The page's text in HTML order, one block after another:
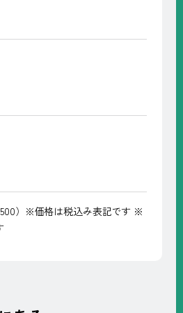
）※価格は税込み表記です ※